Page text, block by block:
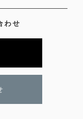
わせ